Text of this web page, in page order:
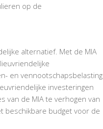
op de
alternatief. Met de MIA
en vennootschapsbelasting
investeringen
van de MIA te verhogen van
beschikbare budget voor de